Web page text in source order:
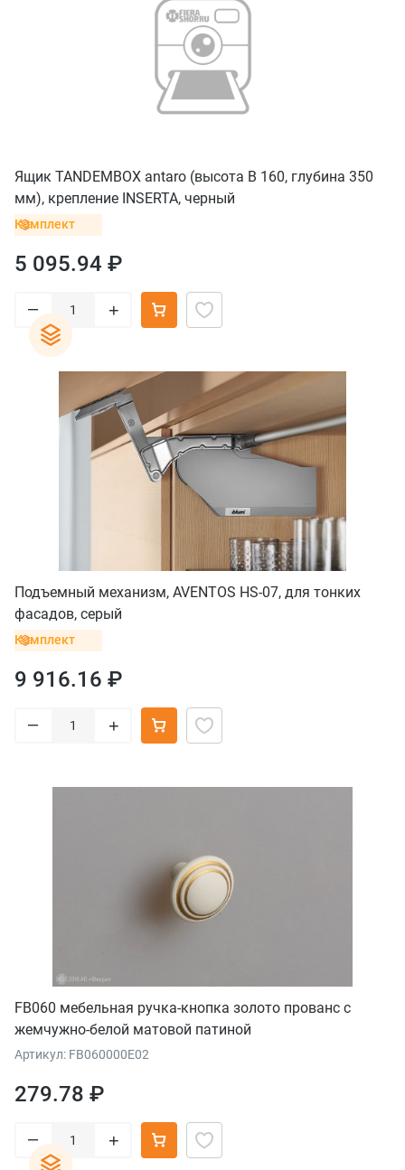
Ящик TANDEMBOX antaro (высота B 160, глубина 350
мм), крепление INSERTA, черный
Комплект
5 095.94 ₽
– +
Подъемный механизм, AVENTOS HS-07, для тонких
фасадов, серый
Комплект
9 916.16 ₽
– +
FB060 мебельная ручка-кнопка золото прованс с
жемчужно-белой матовой патиной
Артикул: FB060000E02
279.78 ₽
– +